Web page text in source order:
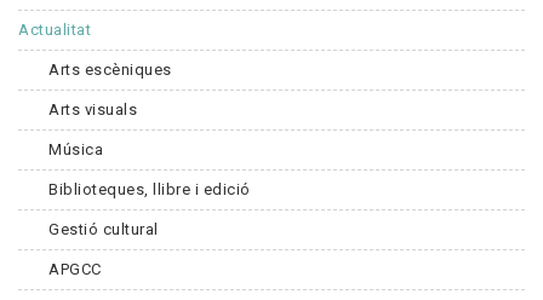
Actualitat
Arts escèniques
Arts visuals
Música
Biblioteques, llibre i edició
Gestió cultural
APGCC